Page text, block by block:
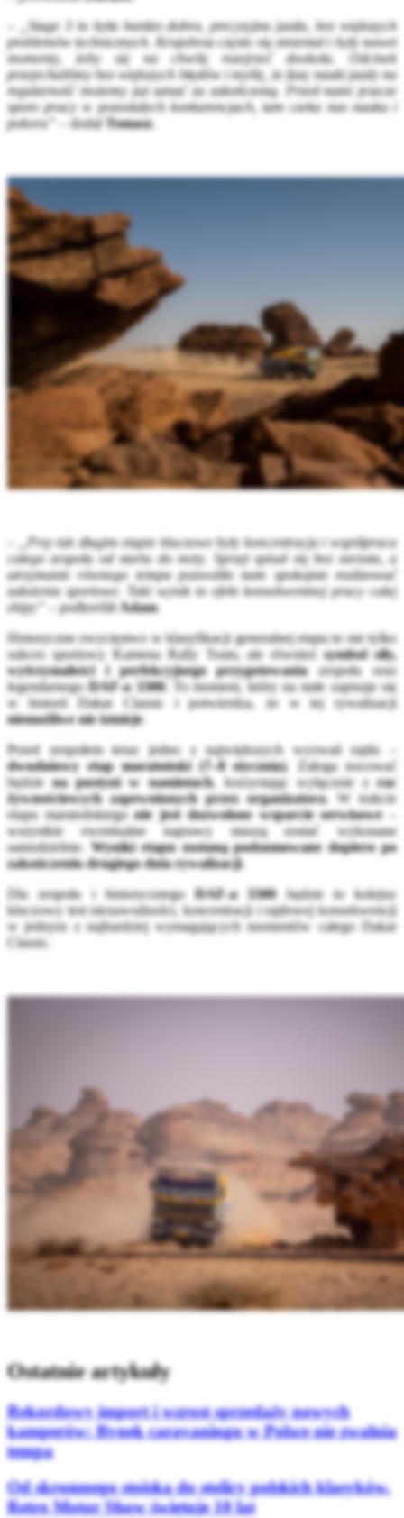
„Stage 3 to była bardzo dobra, precyzyjna jazda, bez większych
problemów technicznych. Krajobraz często się zmieniał i były nawet
momenty, żeby się na chwilę rozejrzeć dookoła. Odcinek
przejechaliśmy bez większych błędów i myślę, że fazę nauki jazdy na
regularność możemy już uznać za zakończoną. Przed nami jeszcze
sporo pracy w pozostałych konkurencjach, tam czeka nas nauka i
pokora”
– dodał Tomasz.
„Przy tak długim etapie kluczowe były koncentracja i współpraca
całego zespołu od startu do mety. Sprzęt spisał się bez zarzutu, a
utrzymanie równego tempa pozwoliło nam spokojnie realizować
założenia sportowe. Taki wynik to efekt konsekwentnej pracy całej
ekipy”
– podkreśliłAdam.
Historyczne zwycięstwo w klasyfikacji generalnej etapu to nie tylko
sukces sportowy Kamena Rally Team, ale równieżsymbol siły,
wytrzymałości i perfekcyjnego przygotowaniazespołu oraz
legendarnegoDAF-a 3300. To moment, który na stałe zapisuje się
w historii Dakar Classic i potwierdza, że w tej rywalizacji
niemożliwe nie istnieje.
Przed zespołem teraz jedno z największych wyzwań rajdu –
dwudniowy etap maratoński (7–8 stycznia). Załoga nocować
będziena pustyni w namiotach, korzystając wyłącznie zrac
żywnościowych zapewnionych przez organizatora. W trakcie
etapu maratońskiegonie jest dozwolone wsparcie serwisowe–
wszystkie ewentualne naprawy muszą zostać wykonane
samodzielnie. Wyniki etapu zostaną podsumowane dopiero po
zakończeniu drugiego dnia rywalizacji.
Dla zespołu i historycznego DAF-a 3300będzie to kolejny
kluczowy test niezawodności, koncentracji i rajdowej konsekwencji
w jednym z najbardziej wymagających momentów całego Dakar
Classic.
Ostatnie artykuły
Rekordowy import i wzrost sprzedaży nowych
kamperów: Rynek caravaningu w Polsce nie zwalnia
tempa
Od skromnego stoiska do stolicy polskich klasyków.
Retro Motor Show świętuje 10 lat